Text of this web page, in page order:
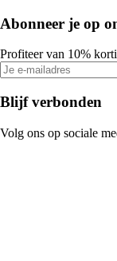
Abonneer je op
Profiteer van 10%
Blijf verbonden
Volg ons op sociale